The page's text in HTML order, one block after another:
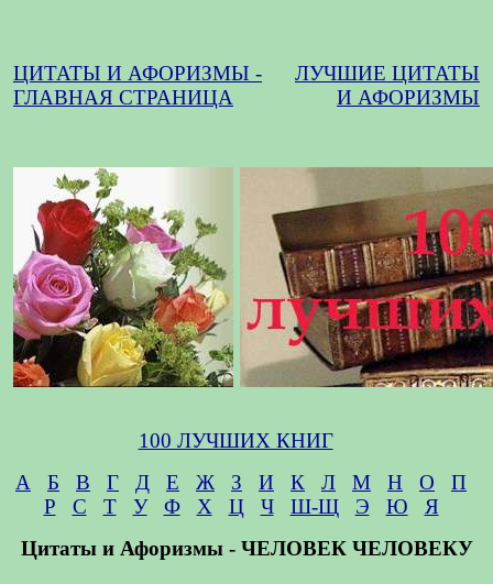
ЦИТАТЫ И АФОРИЗМЫ -
ГЛАВНАЯ СТРАНИЦА
ЛУЧШИЕ ЦИТАТЫ
И АФОРИЗМЫ
100 ЛУЧШИХ КНИГ
А
Б В Г Д Е Ж З И К Л М Н О
П
Р
С Т У Ф Х Ц Ч Ш-Щ Э Ю
Я
Цитаты и Афоризмы - ЧЕЛОВЕК ЧЕЛОВЕКУ